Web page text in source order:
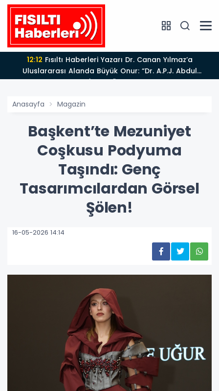
11:42
Çalıştayına Katıldı: Terörsüz Türkiye ve Sosyal Medya
Düzenlemesi Mesajı
Anasayfa Magazin
Başkent’te Mezuniyet
Coşkusu Podyuma
Taşındı: Genç
Tasarımcılardan Görsel
Şölen!
16-05-2026 14:14